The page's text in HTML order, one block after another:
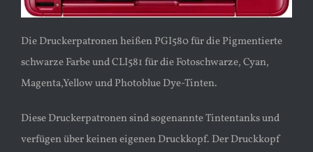
Die Druckerpatronen heißen PGI580 für die Pigmentierte
schwarze Farbe und CLI581 für die Fotoschwarze, Cyan,
Magenta,Yellow und Photoblue Dye-Tinten.
Diese Druckerpatronen sind sogenannte Tintentanks und
verfügen über keinen eigenen Druckkopf. Der Druckkopf